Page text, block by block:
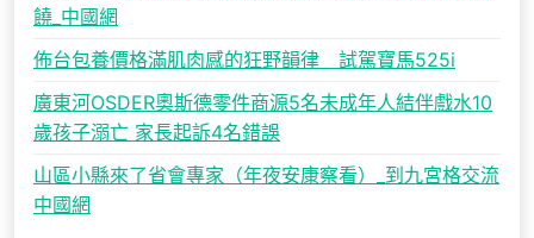
饒_中國網
佈台包養價格滿肌肉感的狂野韻律 試駕寶馬525i
廣東河OSDER奧斯德零件商源5名未成年人結伴戲水10
歲孩子溺亡 家長起訴4名錯誤
山區小縣來了省會專家（年夜安康察看）_到九宮格交流
中國網